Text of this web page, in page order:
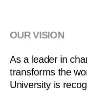
OUR VISION
As a leader in
transforms the
University is